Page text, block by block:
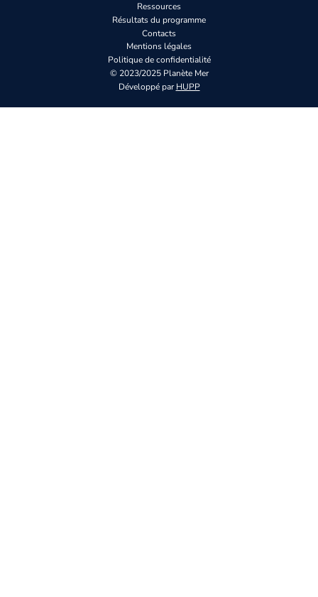
Ressources
Résultats du programme
Contacts
Mentions légales
Politique de confidentialité
© 2023/2025 Planète Mer
Développé parHUPP